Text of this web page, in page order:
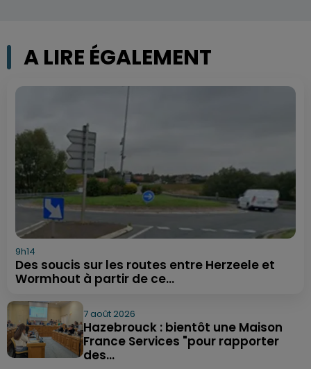
A LIRE ÉGALEMENT
9h14
Des soucis sur les routes entre Herzeele et
Wormhout à partir de ce...
7 août 2026
Hazebrouck : bientôt une Maison
France Services "pour rapporter
des...